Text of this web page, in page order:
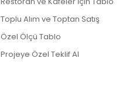
Toplu Alım ve Toptan Satış
Özel Ölçü Tablo
Projeye Özel Teklif Al